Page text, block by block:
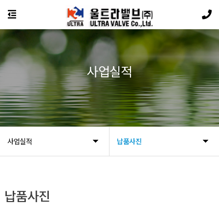
사업실적 납품사진
사업실적
납품사진